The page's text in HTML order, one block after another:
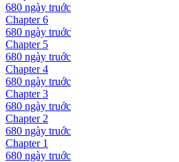
680 ngày truớc
Chapter6
680 ngày truớc
Chapter 5
680 ngày truớc
Chapter4
680 ngày truớc
Chapter3
680 ngày truớc
Chapter 2
680 ngày truớc
Chapter 1
680 ngày truớc